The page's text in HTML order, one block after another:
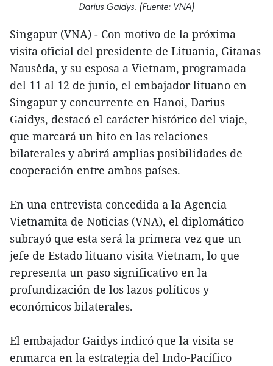
Darius Gaidys. (Fuente: VNA)
Singapur (VNA) - Con motivo de la próxima
visita oficial del presidente de Lituania, Gitanas
Nausėda, y su esposa a Vietnam, programada
del 11 al 12 de junio, el embajador lituano en
Singapur y concurrente en Hanoi, Darius
Gaidys, destacó el carácter histórico del viaje,
que marcará un hito en las relaciones
bilaterales y abrirá amplias posibilidades de
cooperación entre ambos países.
En una entrevista concedida a la Agencia
Vietnamita de Noticias (VNA), el diplomático
subrayó que esta será la primera vez que un
jefe de Estado lituano visita Vietnam, lo que
representa un paso significativo en la
profundización de los lazos políticos y
económicos bilaterales.
El embajador Gaidys indicó que la visita se
enmarca en la estrategia del Indo-Pacífico